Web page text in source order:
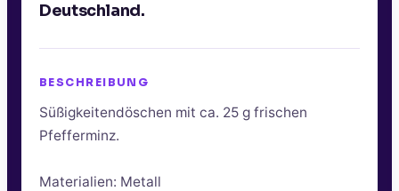
Deutschland.
BESCHREIBUNG
Süßigkeitendöschen mit ca. 25 g frischen
Pfefferminz.
Materialien: Metall